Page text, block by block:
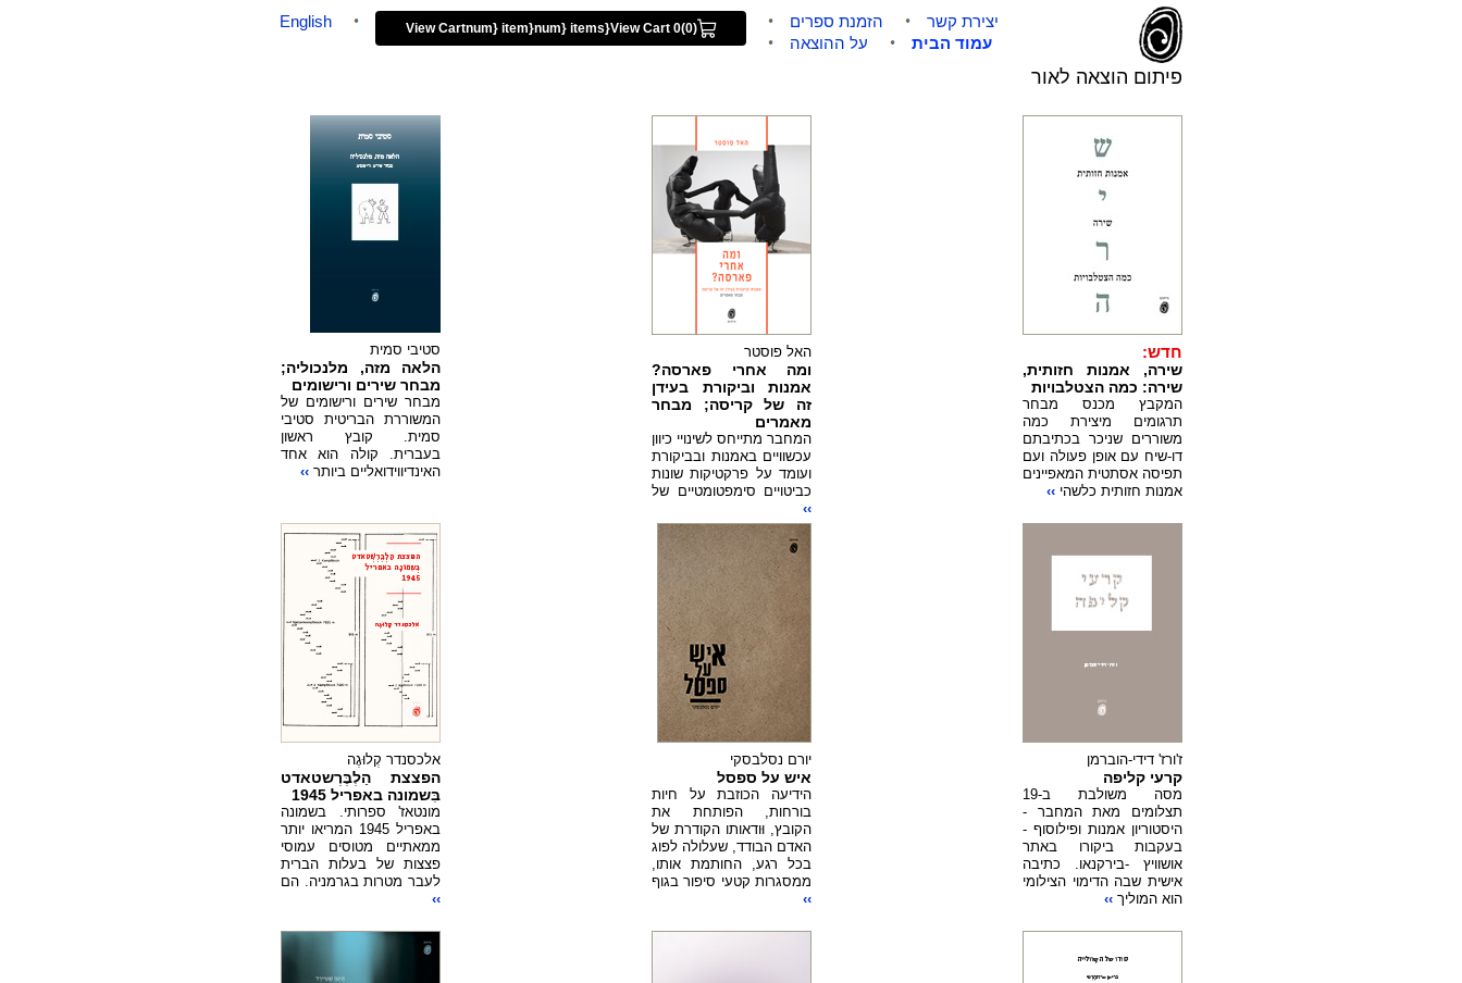
פיתום הוצאה לאור
English (0)
View Cart 0
{num} items
{num} item
View Cart הזמנת ספרים
יצירת קשר
על ההוצאה
עמוד הבית
חדש:
שירה, אמנות חזותית,
שירה: כמה הצטלבויות
המקבץ מכנס מבחר
תרגומים מיצירת כמה
משוררים שניכר בכתיבתם
דו-שיח עם אופן פעולה ועם
תפיסה אסתטית המאפיינים
אמנות חזותית כלשהי ››
האל פוסטר
ומה אחרי פארסה?
אמנות וביקורת בעידן
זה של קריסה; מבחר
מאמרים
המחבר מתייחס לשינויי כיוון
עכשוויים באמנות ובביקורת
ועומד על פרקטיקות שונות
כביטויים סימפטומטיים של
››
סטיבי סמית
הלאה מזה, מלנכוליה;
מבחר שירים ורישומים
מבחר שירים ורישומים של
המשוררת הבריטית סטיבי
סמית. קובץ ראשון
בעברית. קולה הוא אחד
האינדיווידואליים ביותר ››
ז'ורז' דידי-הוברמן
קרעי קליפה
מסה משולבת ב-19
תצלומים מאת המחבר -
היסטוריון אמנות ופילוסוף -
בעקבות ביקורו באתר
אושוויץ -בירקנאו. כתיבה
אישית שבה הדימוי הצילומי
הוא המוליך ››
יורם נסלבסקי
איש על ספסל
הידיעה הכוזבת על חיות
בורחות, הפותחת את
הקובץ, וּודאותו הקודרת של
האדם הבודד, שעלולה לפוג
בכל רגע, החותמת אותו,
ממסגרות קטעי סיפור בגוף
››
אלכסנדר קְלוּגֶה
הפצצת הַלְבֶּרְשטאדט
בִּשמונה באפריל 1945
מונטאז' ספרותי. בשמונה
באפריל 1945 המריאו יותר
ממאתיים מטוסים עמוסי
פצצות של בעלות הברית
לעבר מטרות בגרמניה. הם
››